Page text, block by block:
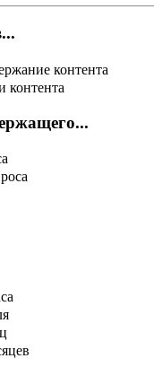
контента
контента